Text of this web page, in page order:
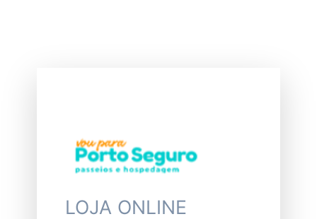
LOJA ONLINE